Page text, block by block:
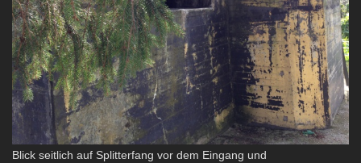
Blick seitlich auf Splitterfang vor dem Eingang und